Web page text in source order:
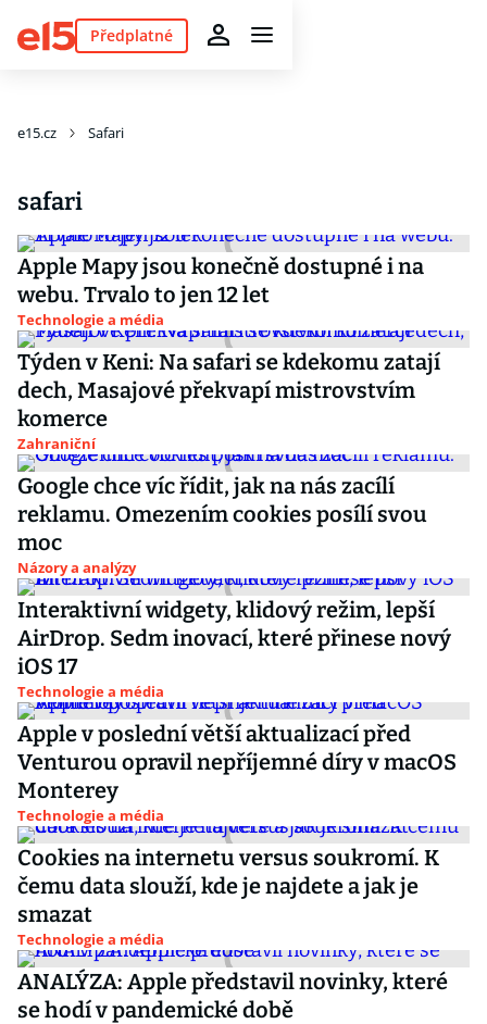
Předplatné
e15.cz Safari
safari
Apple Mapy jsou konečně dostupné i na
webu. Trvalo to jen 12 let
Technologie a média
Týden v Keni: Na safari se kdekomu zatají
dech, Masajové překvapí mistrovstvím
komerce
Zahraniční
Google chce víc řídit, jak na nás zacílí
reklamu. Omezením cookies posílí svou
moc
Názory a analýzy
Interaktivní widgety, klidový režim, lepší
AirDrop. Sedm inovací, které přinese nový
iOS 17
Technologie a média
Apple v poslední větší aktualizací před
Venturou opravil nepříjemné díry v macOS
Monterey
Technologie a média
Cookies na internetu versus soukromí. K
čemu data slouží, kde je najdete a jak je
smazat
Technologie a média
ANALÝZA: Apple představil novinky, které
se hodí v pandemické době